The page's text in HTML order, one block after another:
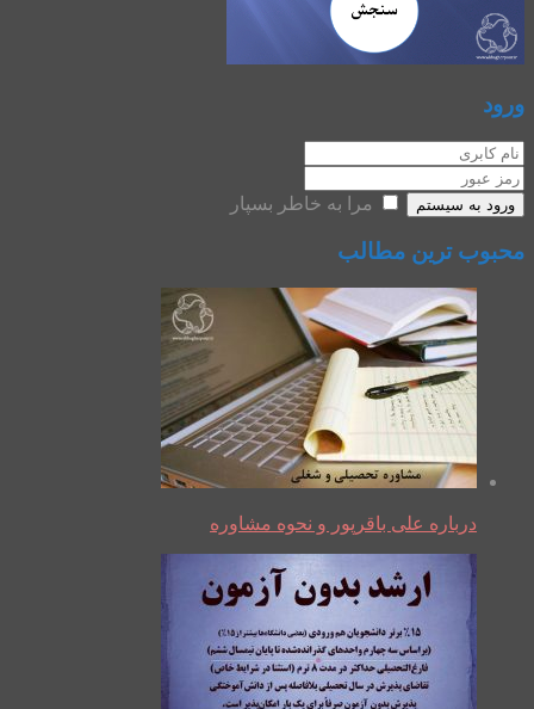
ورود
ورود به سیستم مرا به خاطر بسپار
محبوب ترین مطالب
درباره علی باقرپور و نحوه مشاوره